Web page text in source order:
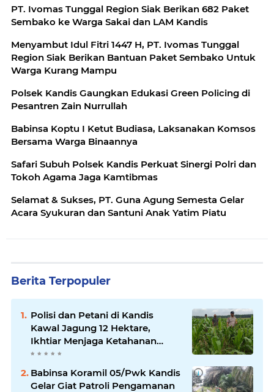
PT. Ivomas Tunggal Region Siak Berikan 682 Paket
Sembako ke Warga Sakai dan LAM Kandis
Menyambut Idul Fitri 1447 H, PT. Ivomas Tunggal
Region Siak Berikan Bantuan Paket Sembako Untuk
Warga Kurang Mampu
Polsek Kandis Gaungkan Edukasi Green Policing di
Pesantren Zain Nurrullah
Babinsa Koptu I Ketut Budiasa, Laksanakan Komsos
Bersama Warga Binaannya
Safari Subuh Polsek Kandis Perkuat Sinergi Polri dan
Tokoh Agama Jaga Kamtibmas
Selamat & Sukses, PT. Guna Agung Semesta Gelar
Acara Syukuran dan Santuni Anak Yatim Piatu
Berita Terpopuler
Polisi dan Petani di Kandis
Kawal Jagung 12 Hektare,
Ikhtiar Menjaga Ketahanan
Pangan
Babinsa Koramil 05/Pwk Kandis
Gelar Giat Patroli Pengamanan